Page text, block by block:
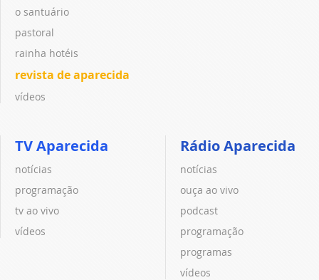
o santuário
pastoral
rainha hotéis
revista de aparecida
vídeos
TV Aparecida
notícias
programação
tv ao vivo
vídeos
Rádio Aparecida
notícias
ouça ao vivo
podcast
programação
programas
vídeos